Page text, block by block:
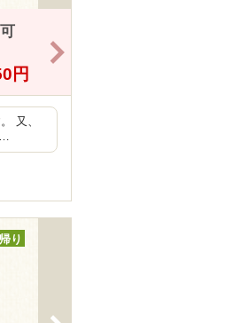
円
又、
…
り